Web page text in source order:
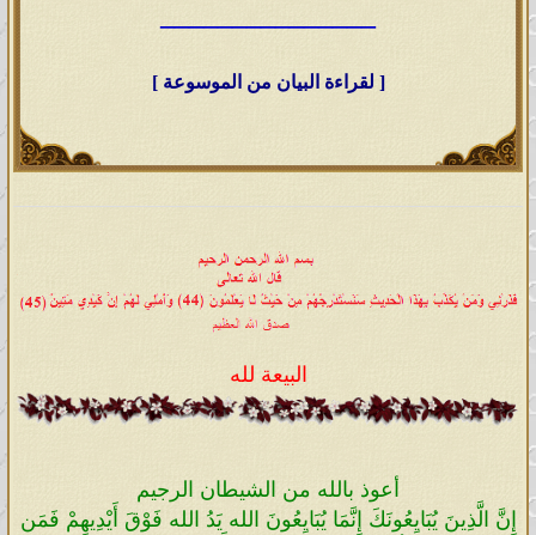
[ لقراءة البيان من الموسوعة ]
البيعة لله
أعوذ بالله من الشيطان الرجيم
إِنَّ الَّذِينَ يُبَايِعُونَكَ إِنَّمَا يُبَايِعُونَ الله يَدُ الله فَوْقَ أَيْدِيهِمْ فَمَن